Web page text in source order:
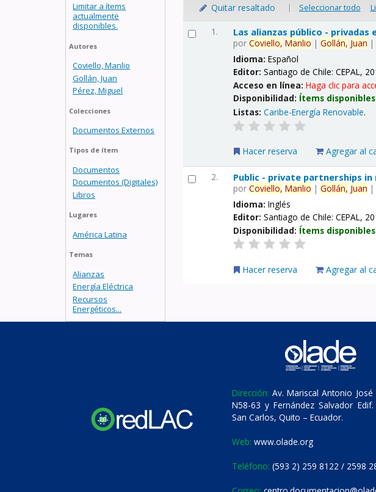
Limitar a ítems
actualmente
disponibles.
Autores
Coviello, Manlio
Gollán, Juan
Pérez, Miguel
Colecciones
Documentos Externos
Tipos de ítem
Documentos
Documentos (Digitales)
Libros
Lugares
América Latina
Temas
Alianzas
Energía Eléctrica
Recursos
Energéticos...
Quitar resaltado | Seleccionar todo
1. Las alianzas público - privadas
porCoviello, Manlio |Gollán, Juan
Idioma:Español
Editor:Santiago de Chile: CEPAL,
Acceso en línea:Haga clic para
Disponibilidad: Ítems
Listas: Caribe-Energía Renovable.
Hacer reserva Agregar al
2. Public - private partnerships
porCoviello, Manlio |Gollán, Juan
Idioma:Inglés
Editor:Santiago de Chile: CEPAL,
Disponibilidad: Ítems
Hacer reserva Agregar al
Dirección: Av. Mariscal Antonio José
N58-63 y Fernández Salvador
San Carlos, Quito – Ecuador.
Web: www.olade.org
Teléfono: (593 2) 259 8122 / 2598